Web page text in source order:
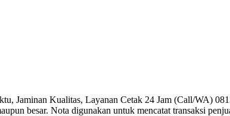
Jaminan Kualitas, Layanan Cetak 24 Jam (Call/WA)
besar. Nota digunakan untuk mencatat transaksi